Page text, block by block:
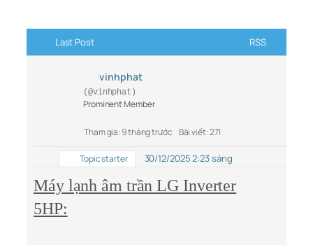
Last Post RSS
vinhphat
(@vinhphat)
Prominent Member
Tham gia: 9 tháng trước Bài viết: 271
Topic starter 30/12/2025 2:23 sáng
Máy lạnh âm trần LG Inverter
5HP: